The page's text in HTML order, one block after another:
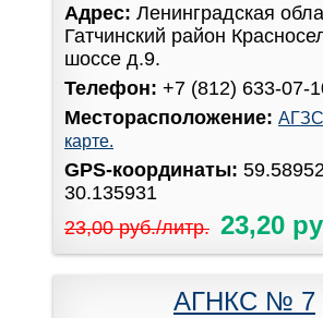
Адрес: Ленинградская
Гатчинский район
шоссе д.9.
Телефон: +7 (812) 633-07-
Месторасположение:
карте.
GPS-координаты:
30.135931
23,00 руб./литр. 23,20
АГНКС № 7